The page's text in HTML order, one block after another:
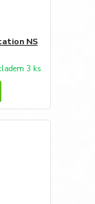
NS
3 ks